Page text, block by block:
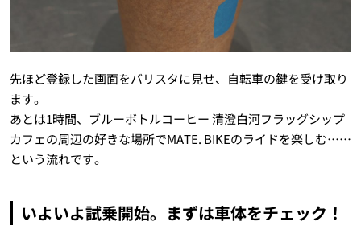
先ほど登録した画面をバリスタに見せ、自転車の鍵を受け取り
ます。
あとは1時間、ブルーボトルコーヒー 清澄白河フラッグシップ
カフェの周辺の好きな場所でMATE. BIKEのライドを楽しむ……
という流れです。
いよいよ試乗開始。まずは車体をチェック！